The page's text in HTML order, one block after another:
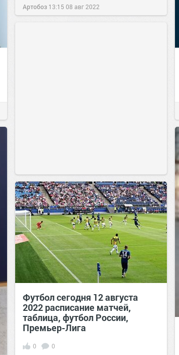
Артобоз 13:15 08 авг 2022
Футбол сегодня 12 августа
2022 расписание матчей,
таблица, футбол России,
Премьер-Лига
0 0